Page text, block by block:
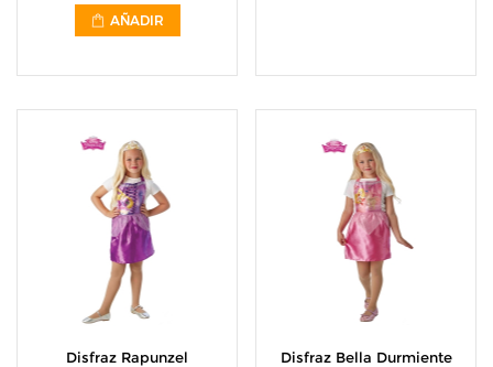
AÑADIR
Disfraz Rapunzel
Disfraz Bella Durmiente